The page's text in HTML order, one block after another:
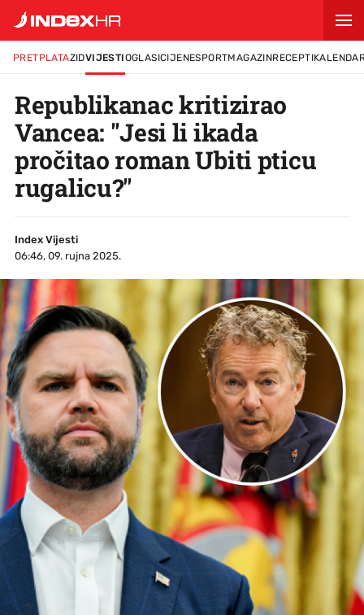
PRETPLATAZIDVIJESTIOGLASICIJENESPORTMAGAZINRECEPTI
Republikanac kritizirao
Vancea: "Jesi li ikada
pročitao roman Ubiti pticu
rugalicu?"
Index Vijesti
06:46, 09. rujna 2025.